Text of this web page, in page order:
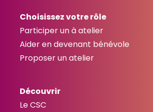
Choisissez votre rôle
Participer un à atelier
Aider en devenant bénévole
Proposer un atelier
Découvrir
Le CSC